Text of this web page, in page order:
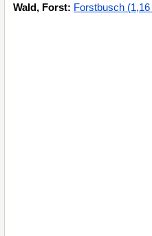
Wald, Forst: Forstbusch